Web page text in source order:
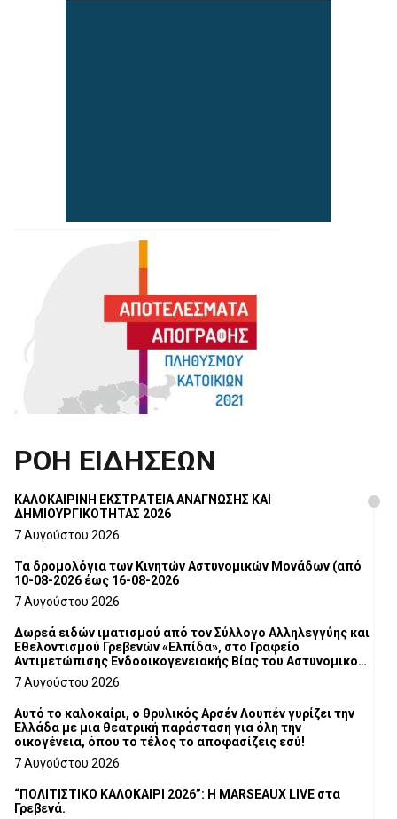
ΡΟΗ ΕΙΔΗΣΕΩΝ
ΚΑΛΟΚΑΙΡΙΝΗ ΕΚΣΤΡΑΤΕΙΑ ΑΝΑΓΝΩΣΗΣ ΚΑΙ
ΔΗΜΙΟΥΡΓΙΚΟΤΗΤΑΣ 2026
7 Αυγούστου 2026
Τα δρομολόγια των Κινητών Αστυνομικών Μονάδων (από
10-08-2026 έως 16-08-2026
7 Αυγούστου 2026
Δωρεά ειδών ιματισμού από τον Σύλλογο Αλληλεγγύης και
Εθελοντισμού Γρεβενών «Ελπίδα», στο Γραφείο
Αντιμετώπισης Ενδοοικογενειακής Βίας του Αστυνομικού
Τμήματος Γρεβενών
7 Αυγούστου 2026
Αυτό το καλοκαίρι, ο θρυλικός Αρσέν Λουπέν γυρίζει την
Ελλάδα με μια θεατρική παράσταση για όλη την
οικογένεια, όπου το τέλος το αποφασίζεις εσύ!
7 Αυγούστου 2026
“ΠΟΛΙΤΙΣΤΙΚΟ ΚΑΛΟΚΑΙΡΙ 2026”: Η MARSEAUX LIVE στα
Γρεβενά.